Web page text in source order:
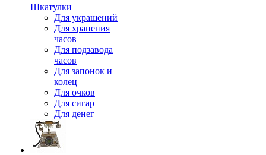
Шкатулки
Для украшений
Для хранения
часов
Для подзавода
часов
Для запонок и
колец
Для очков
Для сигар
Для денег